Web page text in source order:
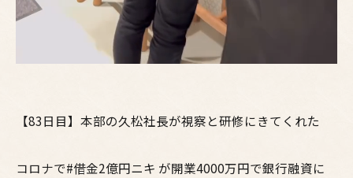
【83日目】本部の久松社長が視察と研修にきてくれた
コロナで#借金2億円ニキ が開業4000万円で銀行融資に